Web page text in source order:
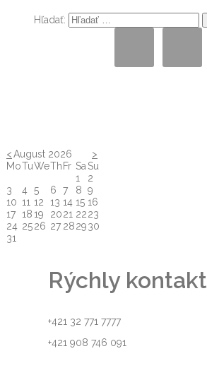
Hľadať:
<August 2026
>
MoTuWeTh Fr SaSu
1
2
3
4 5 6 7 8 9
10 11 12 13 14 15 16
17 1819 2021 2223
24 2526 27 282930
31
Rýchly kontakt
+421 32 771 7777
+421 908 746 091